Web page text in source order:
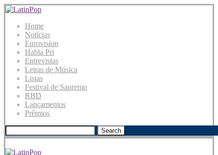
Home
Notícias
Eurovision
Habla Pri
Entrevistas
Letras de Música
Listas
Festival de Sanremo
RBD
Lançamentos
Prêmios
Search